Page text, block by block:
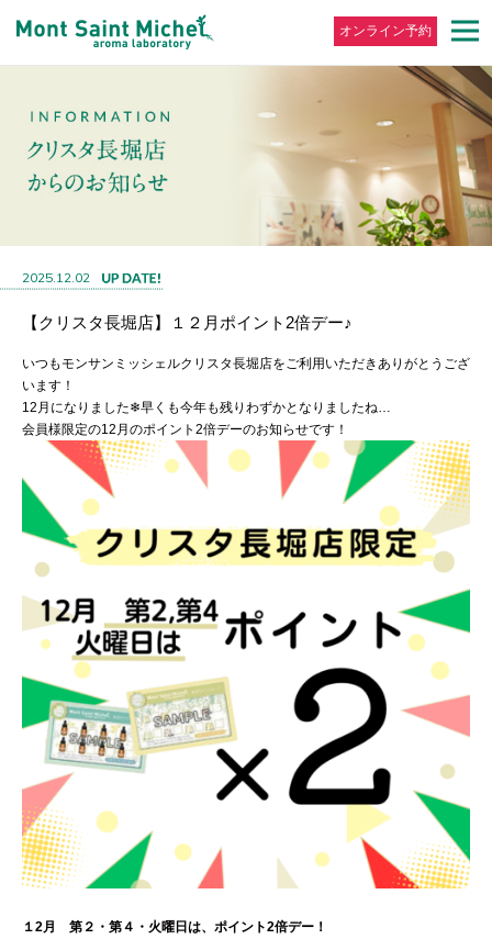
オンライン予約
2025.12.02
【クリスタ長堀店】１２月ポイント2倍デー♪
いつもモンサンミッシェルクリスタ長堀店をご利用いただきありがとうござ
います！
12月になりました❄早くも今年も残りわずかとなりましたね…
会員様限定の12月のポイント2倍デーのお知らせです！
１2月 第２・第４・火曜日は、ポイント2倍デー！